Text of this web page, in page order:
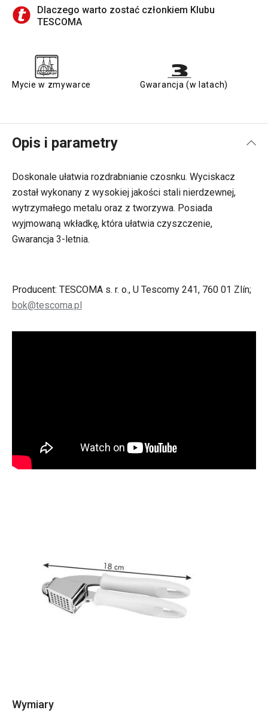
Dlaczego warto zostać członkiem Klubu
TESCOMA
Mycie w zmywarce Gwarancja (w latach)
Opis i parametry
Doskonale ułatwia rozdrabnianie czosnku. Wyciskacz
został wykonany z wysokiej jakości stali nierdzewnej,
wytrzymałego metalu oraz z tworzywa. Posiada
wyjmowaną wkładkę, która ułatwia czyszczenie,
Gwarancja 3-letnia.
Producent: TESCOMA s. r. o., U Tescomy 241, 760 01 Zlín;
bok@tescoma.pl
Wymiary